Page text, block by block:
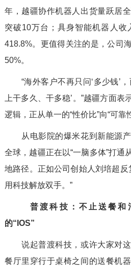
年，越疆协作机器人出货量跃居
突破10万台；具身智能机器人收
418.8%。更值得关注的是，公司
50%。
“海外客户不再只问‘多少钱’
上干多久、干多稳’。”越疆方面
逻辑，正从单一的“性价比”向“可靠
从电影院的爆米花到新能源
全球，越疆正在以“一脑多体”打通
地路径。正如公司创始人刘培超反
用科技解放双手。”
普渡科技：不止送餐和
的“IOS”
说起普渡科技，或许大家对
餐厅里穿行于桌椅之间的送餐机